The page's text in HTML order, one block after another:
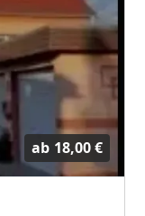
ab 18,00 €